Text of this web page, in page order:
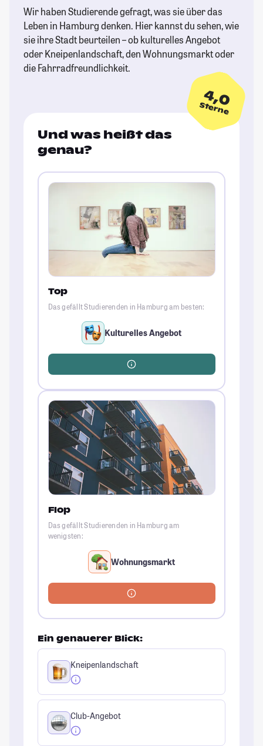
Wir haben Studierende gefragt, was sie über das
Leben in Hamburg denken. Hier kannst du sehen, wie
sie ihre Stadt beurteilen – ob kulturelles Angebot
oder Kneipenlandschaft, den Wohnungsmarkt oder
die Fahrradfreundlichkeit.
4,0
Sterne
Und was heißt das
genau?
Top
Das gefällt Studierenden in Hamburg am besten:
Kulturelles Angebot
Flop
Das gefällt Studierenden in Hamburg am
wenigsten:
Wohnungsmarkt
Ein genauerer Blick:
Kneipenlandschaft
Club-Angebot